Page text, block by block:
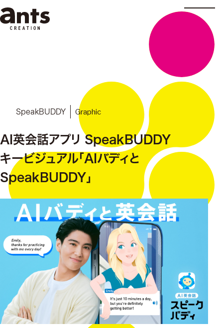
SpeakBUDDY Graphic
AI英会話アプリ SpeakBUDDY
キービジュアル「AIバディと
SpeakBUDDY」